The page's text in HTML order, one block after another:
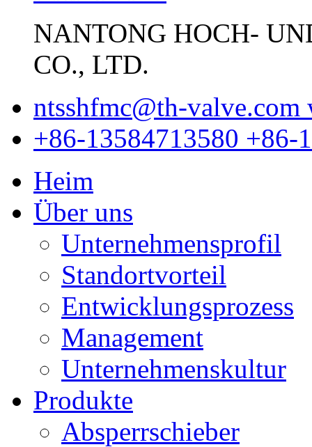
NANTONG HOCH-
CO., LTD.
ntsshfmc@th-valve.com
+86-13584713580 +86-
Heim
Über uns
Unternehmensprofil
Standortvorteil
Entwicklungsprozess
Management
Unternehmenskultur
Produkte
Absperrschieber